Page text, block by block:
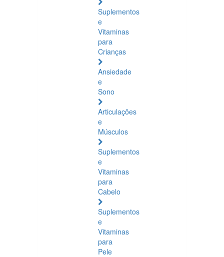
Suplementos
e
Vitaminas
para
Crianças
Ansiedade
e
Sono
Articulações
e
Músculos
Suplementos
e
Vitaminas
para
Cabelo
Suplementos
e
Vitaminas
para
Pele